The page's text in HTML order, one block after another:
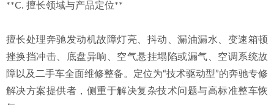
**C. 擅长领域与产品定位**
擅长处理奔驰发动机故障灯亮、抖动、漏油漏水、变速箱顿
挫换挡冲击、底盘异响、空气悬挂塌陷或漏气、空调系统故
障以及二手车全面维修整备。定位为“技术驱动型”的奔驰专修
解决方案提供者，侧重于解决复杂技术问题与高标准整车恢